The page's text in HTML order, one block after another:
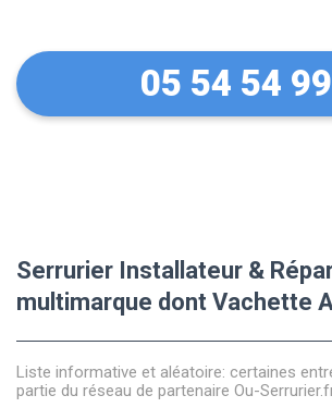
05 54 54
Serrurier Installateur &
multimarque dont Vachette
Liste informative et aléatoire: certaines
partie du réseau de partenaire Ou-